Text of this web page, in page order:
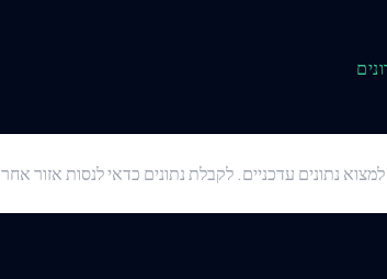
נתונים עדכניים. לקבלת נתונים כדאי לנסות אזור אחר